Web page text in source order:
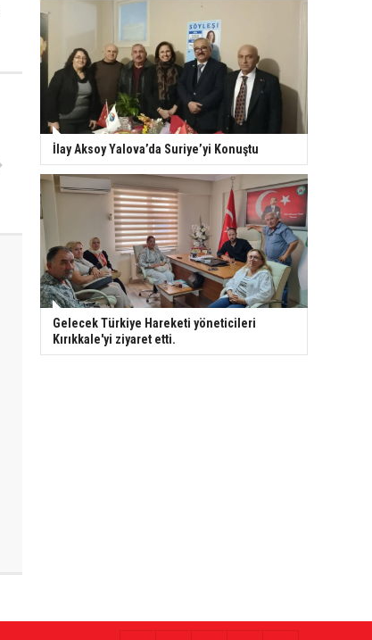
İlay Aksoy Yalova’da Suriye’yi Konuştu
Gelecek Türkiye Hareketi yöneticileri
Kırıkkale'yi ziyaret etti.